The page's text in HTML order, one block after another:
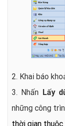
2. Khai báo
3. Nhấn Lấy
những công
thời gian